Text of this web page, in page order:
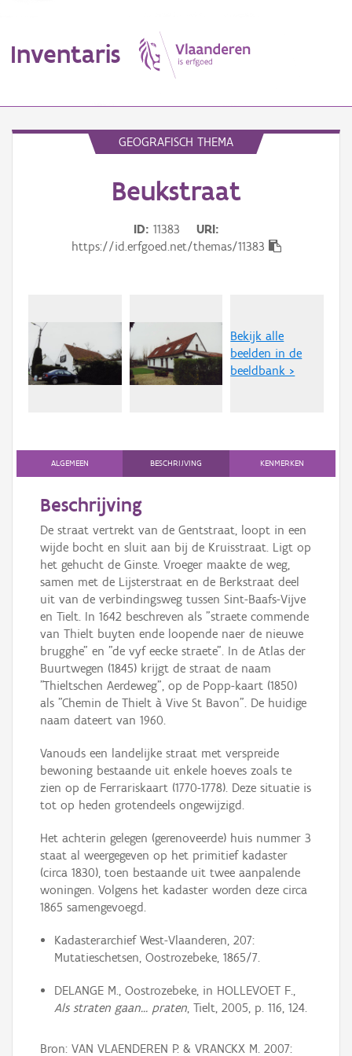
Inventaris
Gebeurtenis
Persoon of collectief
Aanmelden
GEOGRAFISCH THEMA
Beukstraat
ID 11383
URI
https://id.erfgoed.net/themas/11383
Bekijk alle
beelden in de
beeldbank >
ALGEMEEN BESCHRIJVING KENMERKEN
Beschrijving
De straat vertrekt van de Gentstraat, loopt in een
wijde bocht en sluit aan bij de Kruisstraat. Ligt op
het gehucht de Ginste. Vroeger maakte de weg,
samen met de Lijsterstraat en de Berkstraat deel
uit van de verbindingsweg tussen Sint-Baafs-Vijve
en Tielt. In 1642 beschreven als "straete commende
van Thielt buyten ende loopende naer de nieuwe
brugghe" en "de vyf eecke straete". In de Atlas der
Buurtwegen (1845) krijgt de straat de naam
"Thieltschen Aerdeweg", op de Popp-kaart (1850)
als "Chemin de Thielt à Vive St Bavon". De huidige
naam dateert van 1960.
Vanouds een landelijke straat met verspreide
bewoning bestaande uit enkele hoeves zoals te
zien op de Ferrariskaart (1770-1778). Deze situatie is
tot op heden grotendeels ongewijzigd.
Het achterin gelegen (gerenoveerde) huis nummer 3
staat al weergegeven op het primitief kadaster
(circa 1830), toen bestaande uit twee aanpalende
woningen. Volgens het kadaster worden deze circa
1865 samengevoegd.
Kadasterarchief West-Vlaanderen, 207:
Mutatieschetsen, Oostrozebeke, 1865/7.
DELANGE M., Oostrozebeke, in HOLLEVOET F.,
Als straten gaan… praten, Tielt, 2005, p. 116, 124.
Bron: VAN VLAENDEREN P. & VRANCKX M. 2007: